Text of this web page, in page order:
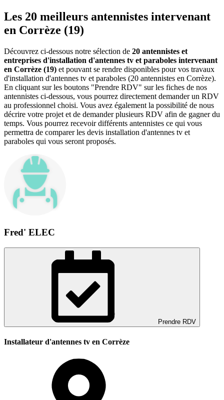
Les 20 meilleurs antennistes intervenant
en Corrèze (19)
Découvrez ci-dessous notre sélection de 20 antennistes et
entreprises d'installation d'antennes tv et paraboles intervenant
en Corrèze (19) et pouvant se rendre disponibles pour vos travaux
d'installation d'antennes tv et paraboles (20 antennistes en Corrèze).
En cliquant sur les boutons "Prendre RDV" sur les fiches de nos
antennistes ci-dessous, vous pourrez directement demander un RDV
au professionnel choisi. Vous avez également la possibilité de nous
décrire votre projet et de demander plusieurs RDV afin de gagner du
temps. Vous pourrez recevoir différents antennistes ce qui vous
permettra de comparer les devis installation d'antennes tv et
paraboles qui vous seront proposés.
Fred' ELEC
Prendre RDV
Installateur d'antennes tv en Corrèze